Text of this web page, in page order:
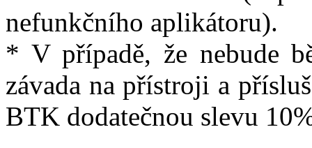
nefunkčního aplikátoru).
* V případě, že nebude
závada na přístroji a
BTK dodatečnou slevu